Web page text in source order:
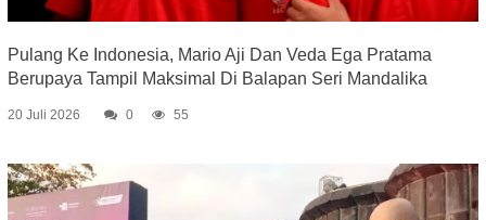
Pulang Ke Indonesia, Mario Aji Dan Veda Ega Pratama
Berupaya Tampil Maksimal Di Balapan Seri Mandalika
20 Juli 2026 0 55